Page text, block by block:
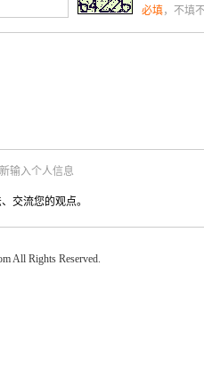
必填，不填
输入个人信息
交流您的观点。
All Rights Reserved.